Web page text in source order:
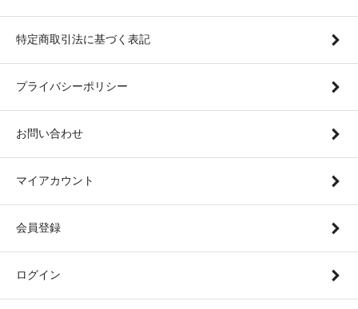
特定商取引法に基づく表記
プライバシーポリシー
お問い合わせ
マイアカウント
会員登録
ログイン